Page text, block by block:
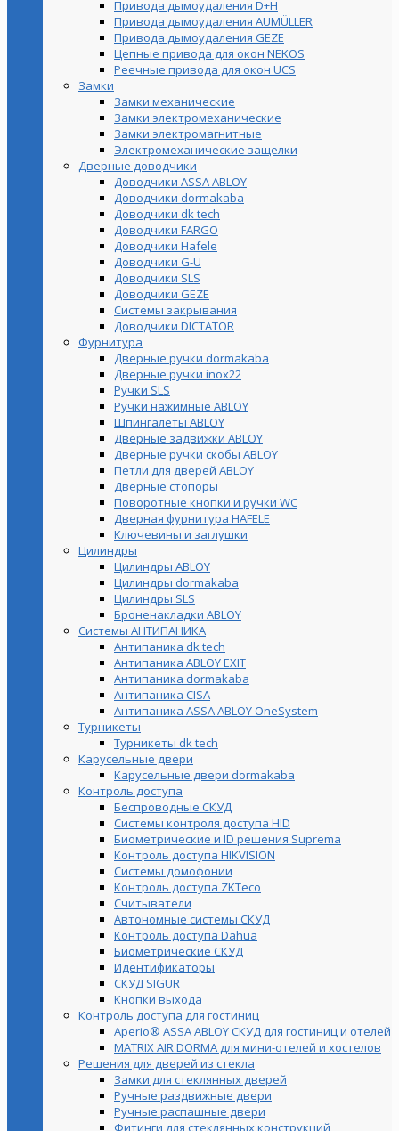
Привода дымоудаления D+H
Привода дымоудаления AUMÜLLER
Привода дымоудаления GEZE
Цепные привода для окон NEKOS
Реечные привода для окон UСS
Замки
Замки механические
Замки электромеханические
Замки электромагнитные
Электромеханические защелки
Дверные доводчики
Доводчики ASSA ABLOY
Доводчики dormakaba
Доводчики dk tech
Доводчики FARGO
Доводчики Hafele
Доводчики G-U
Доводчики SLS
Доводчики GEZE
Cистемы закрывания
Доводчики DICTATOR
Фурнитура
Дверные ручки dormakaba
Дверные ручки inox22
Ручки SLS
Ручки нажимные ABLOY
Шпингалеты ABLOY
Дверные задвижки ABLOY
Дверные ручки скобы ABLOY
Петли для дверей ABLOY
Дверные стопоры
Поворотные кнопки и ручки WC
Дверная фурнитура HAFELE
Ключевины и заглушки
Цилиндры
Цилиндры ABLOY
Цилиндры dormakaba
Цилиндры SLS
Броненакладки ABLOY
Системы АНТИПАНИКА
Антипаника dk tech
Антипаника ABLOY EXIT
Антипаника dormakaba
Антипаника СISA
Антипаника ASSA ABLOY OneSystem
Турникеты
Турникеты dk tech
Карусельные двери
Карусельные двери dormakaba
Контроль доступа
Беспроводные СКУД
Системы контроля доступа HID
Биометрические и ID решения Suprema
Контроль доступа HIKVISION
Системы домофонии
Контроль доступа ZKTeco
Считыватели
Автономные системы СКУД
Контроль доступа Dahua
Биометрические СКУД
Идентификаторы
СКУД SIGUR
Кнопки выхода
Контроль доступа для гостиниц
Aperio® ASSA ABLOY СКУД для гостиниц и отелей
MATRIX AIR DORMA для мини-отелей и хостелов
Решения для дверей из стекла
Замки для стеклянных дверей
Ручные раздвижные двери
Ручные распашные двери
Фитинги для стеклянных конструкций